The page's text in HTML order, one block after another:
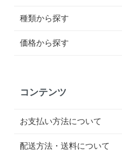
種類から探す
価格から探す
コンテンツ
お支払い方法について
配送方法・送料について